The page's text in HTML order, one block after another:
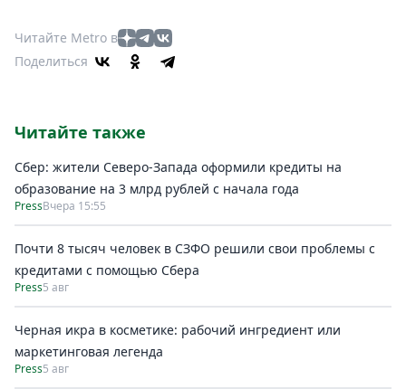
Читайте Metro в
Поделиться
Читайте также
Сбер: жители Северо-Запада оформили кредиты на
образование на 3 млрд рублей с начала года
PressВчера 15:55
Почти 8 тысяч человек в СЗФО решили свои проблемы с
кредитами с помощью Сбера
Press5 авг
Черная икра в косметике: рабочий ингредиент или
маркетинговая легенда
Press5 авг